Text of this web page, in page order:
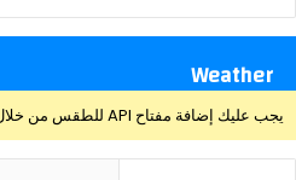
Weather
يجب عليك إضافة مفتاح API للطقس من خلال صفحة إعدادات القالب > الدمج